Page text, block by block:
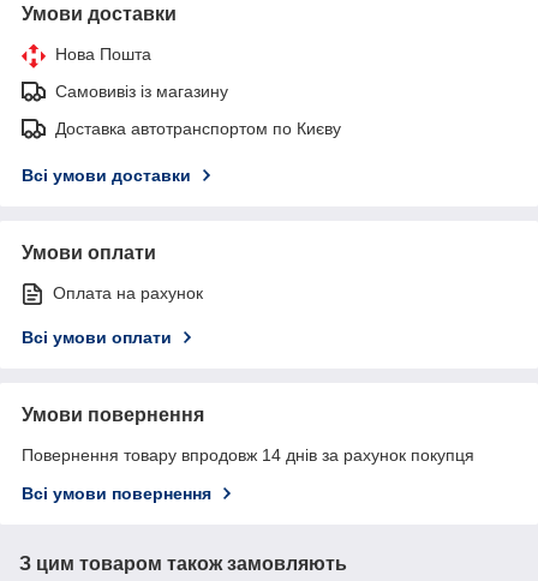
Умови доставки
Нова Пошта
Самовивіз із магазину
Доставка автотранспортом по Києву
Всі умови доставки
Умови оплати
Оплата на рахунок
Всі умови оплати
Умови повернення
Повернення товару впродовж 14 днів за рахунок покупця
Всі умови повернення
З цим товаром також замовляють